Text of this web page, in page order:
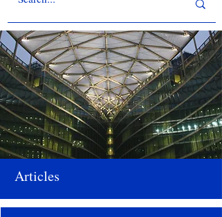
Articles